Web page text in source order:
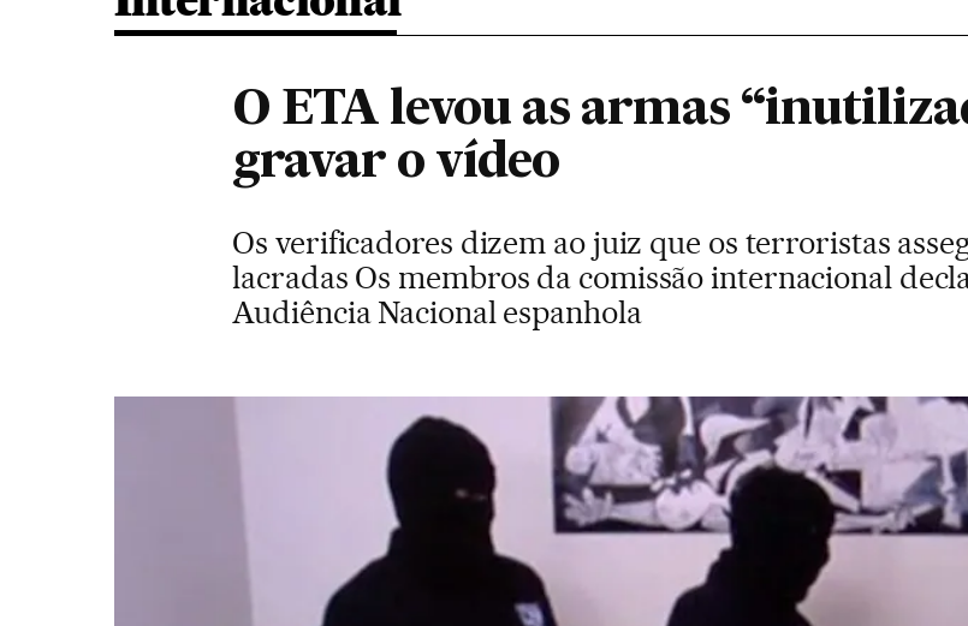
O ETA levou as armas
gravar o vídeo
Os verificadores dizem ao juiz que os terroristas
lacradas Os membros da comissão internacional
Audiência Nacional espanhola